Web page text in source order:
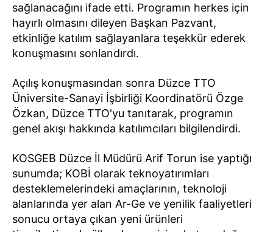
sağlanacağını ifade etti. Programın herkes için
hayırlı olmasını dileyen Başkan Pazvant,
etkinliğe katılım sağlayanlara teşekkür ederek
konuşmasını sonlandırdı.
Açılış konuşmasından sonra Düzce TTO
Üniversite-Sanayi İşbirliği Koordinatörü Özge
Özkan, Düzce TTO'yu tanıtarak, programın
genel akışı hakkında katılımcıları bilgilendirdi.
KOSGEB Düzce İl Müdürü Arif Torun ise yaptığı
sunumda; KOBİ olarak teknoyatırımları
desteklemelerindeki amaçlarının, teknoloji
alanlarında yer alan Ar-Ge ve yenilik faaliyetleri
sonucu ortaya çıkan yeni ürünleri